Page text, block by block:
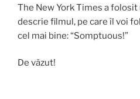
The New York Times a
descrie filmul, pe care îl voi
cel mai bine: “Somptuous!”
De văzut!